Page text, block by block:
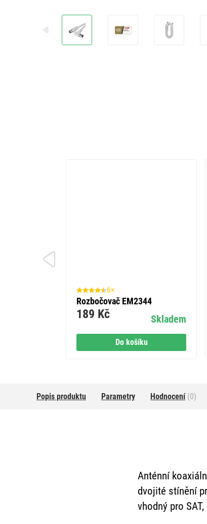
Do košíku
6×
Rozbočovač EM2344
Skladem
189 Kč
Popis produktu Parametry Hodnocení(0)
Anténní
dvojité stínění
vhodný pro SAT,